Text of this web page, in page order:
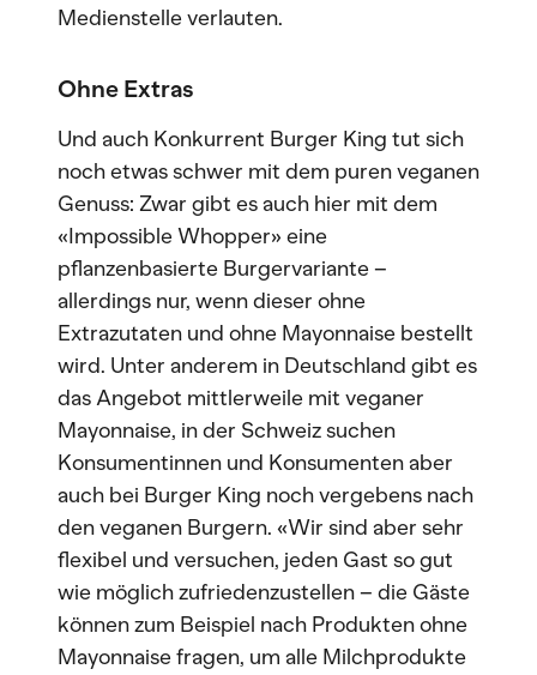
Medienstelle verlauten.
Ohne Extras
Und auch Konkurrent Burger King tut sich
noch etwas schwer mit dem puren veganen
Genuss: Zwar gibt es auch hier mit dem
«Impossible Whopper» eine
pflanzenbasierte Burgervariante –
allerdings nur, wenn dieser ohne
Extrazutaten und ohne Mayonnaise bestellt
wird. Unter anderem in Deutschland gibt es
das Angebot mittlerweile mit veganer
Mayonnaise, in der Schweiz suchen
Konsumentinnen und Konsumenten aber
auch bei Burger King noch vergebens nach
den veganen Burgern. «Wir sind aber sehr
flexibel und versuchen, jeden Gast so gut
wie möglich zufriedenzustellen – die Gäste
können zum Beispiel nach Produkten ohne
Mayonnaise fragen, um alle Milchprodukte